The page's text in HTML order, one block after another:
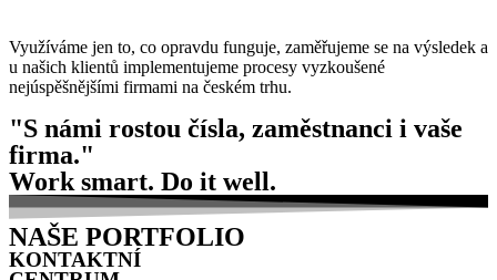
Využíváme jen to, co opravdu funguje, zaměřujeme se na výsledek a
u našich klientů implementujeme procesy vyzkoušené
nejúspěšnějšími firmami na českém trhu.
"S námi rostou čísla, zaměstnanci i vaše
firma."
Work smart. Do it well.
NAŠE PORTFOLIO
KONTAKTNÍ